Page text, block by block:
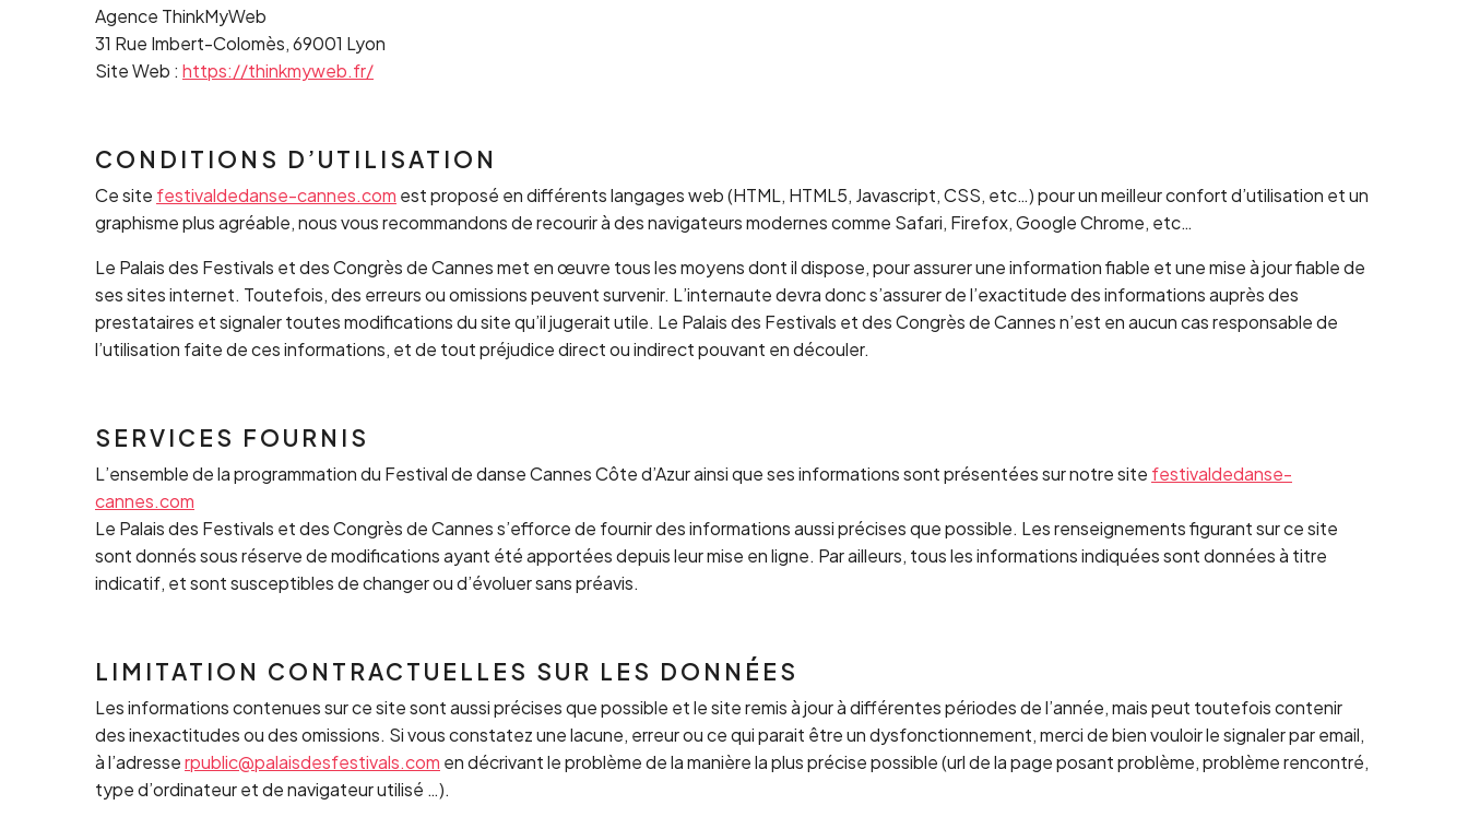
Agence ThinkMyWeb
31 Rue Imbert-Colomès, 69001 Lyon
Site Web : https://thinkmyweb.fr/
CONDITIONS D’UTILISATION
Ce site festivaldedanse-cannes.com est proposé en différents langages web (HTML, HTML5, Javascript, CSS, etc…) pour un meilleur confort d’utilisation et un
graphisme plus agréable, nous vous recommandons de recourir à des navigateurs modernes comme Safari, Firefox, Google Chrome, etc…
Le Palais des Festivals et des Congrès de Cannes met en œuvre tous les moyens dont il dispose, pour assurer une information fiable et une mise à jour fiable de
ses sites internet. Toutefois, des erreurs ou omissions peuvent survenir. L’internaute devra donc s’assurer de l’exactitude des informations auprès des
prestataires et signaler toutes modifications du site qu’il jugerait utile. Le Palais des Festivals et des Congrès de Cannes n’est en aucun cas responsable de
l’utilisation faite de ces informations, et de tout préjudice direct ou indirect pouvant en découler.
SERVICES FOURNIS
L’ensemble de la programmation du Festival de danse Cannes Côte d’Azur ainsi que ses informations sont présentées sur notre site festivaldedanse-
cannes.com
Le Palais des Festivals et des Congrès de Cannes s’efforce de fournir des informations aussi précises que possible. Les renseignements figurant sur ce site
sont donnés sous réserve de modifications ayant été apportées depuis leur mise en ligne. Par ailleurs, tous les informations indiquées sont données à titre
indicatif, et sont susceptibles de changer ou d’évoluer sans préavis.
LIMITATION CONTRACTUELLES SUR LES DONNÉES
Les informations contenues sur ce site sont aussi précises que possible et le site remis à jour à différentes périodes de l’année, mais peut toutefois contenir
des inexactitudes ou des omissions. Si vous constatez une lacune, erreur ou ce qui parait être un dysfonctionnement, merci de bien vouloir le signaler par email,
à l’adresserpublic@palaisdesfestivals.com en décrivant le problème de la manière la plus précise possible (url de la page posant problème, problème rencontré,
type d’ordinateur et de navigateur utilisé …).